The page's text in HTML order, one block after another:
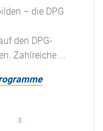
– die DPG
den DPG-
Zahlreiche ...
3